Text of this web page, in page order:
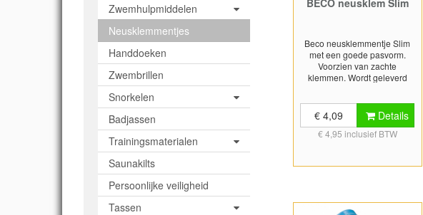
Zwemhulpmiddelen
Neusklemmentjes
Handdoeken
Zwembrillen
Snorkelen
Badjassen
Trainingsmaterialen
Saunakilts
Persoonlijke veiligheid
Tassen
BECO neusklem Slim
Beco neusklemmentje Slim
met een goede pasvorm.
Voorzien van zachte
klemmen. Wordt geleverd
€ 4,09 Details
€ 4,95 inclusief BTW